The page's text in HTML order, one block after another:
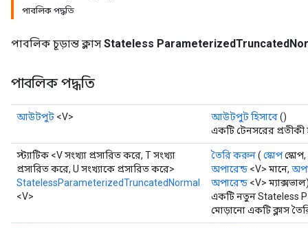
পাবলিক পদ্ধতি
পাবলিক চূড়ান্ত ক্লাস Stateless
পাবলিক পদ্ধতি
আউটপুট <V> আউটপুট হিসাবে()
একটি টেনসরের প্রতীকী
স্ট্যাটিক <V সংখ্যা প্রসারিত করে, T সংখ্যা
প্রসারিত করে, U সংখ্যাকে প্রসারিত করে>
StatelessParameterizedTruncatedNormal
<V>
তৈরি করুন( স্কোপস্কোপ,
অপারেন্ড <V> মানে,
অপারেন্ড <V>
একটি নতুন Stateless
মোড়ানো একটি ক্লাস